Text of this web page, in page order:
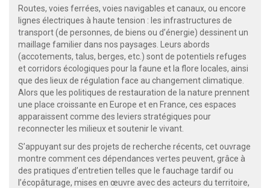
Routes, voies ferrées, voies navigables et canaux, ou encore
lignes électriques à haute tension : les infrastructures de
transport (de personnes, de biens ou d’énergie) dessinent un
maillage familier dans nos paysages. Leurs abords
(accotements, talus, berges, etc.) sont de potentiels refuges
et corridors écologiques pour la faune et la flore locales, ainsi
que des lieux de régulation face au changement climatique.
Alors que les politiques de restauration de la nature prennent
une place croissante en Europe et en France, ces espaces
apparaissent comme des leviers stratégiques pour
reconnecter les milieux et soutenir le vivant.
S’appuyant sur des projets de recherche récents, cet ouvrage
montre comment ces dépendances vertes peuvent, grâce à
des pratiques d’entretien telles que le fauchage tardif ou
l’écopâturage, mises en œuvre avec des acteurs du territoire,